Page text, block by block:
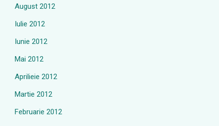
August 2012
Iulie 2012
Iunie 2012
Mai 2012
Aprilieie 2012
Martie 2012
Februarie 2012